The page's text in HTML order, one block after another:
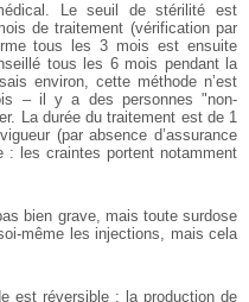
Le seuil de stérilité est
de traitement (vérification par
tous les 3 mois est ensuite
tous les 6 mois pendant la
environ, cette méthode n’est
– il y a des personnes "non-
La durée du traitement est de 1
(par absence d’assurance
: les craintes portent notamment
bien grave, mais toute surdose
même les injections, mais cela
est réversible : la production de